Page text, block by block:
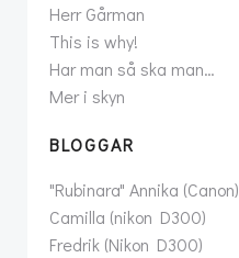
Herr Gårman
This is why!
Har man så ska man…
Mer i skyn
BLOGGAR
"Rubinara" Annika (Canon)
Camilla (nikon D300)
Fredrik (Nikon D300)